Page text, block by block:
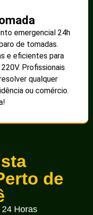
emergencial 24h
de tomadas.
e eficientes para
Profissionais
qualquer
ou comércio.
de
Horas